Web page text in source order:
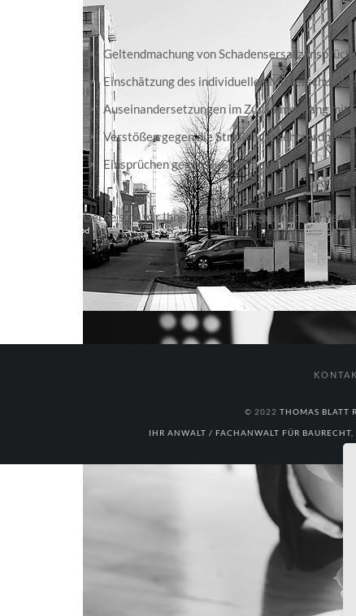
Geltendmachung von
Einschätzung des individuellen
Auseinandersetzungen im Zusammenhang mit
Verstößen gegen die
Einsprüchen gegen Bußgeldbescheide
Gerne sind wir Ihnen auch bei allen sonstigen
© 2022 THOMAS BLATT
IHR ANWALT / FACHANWALT FÜR BAURECHT,